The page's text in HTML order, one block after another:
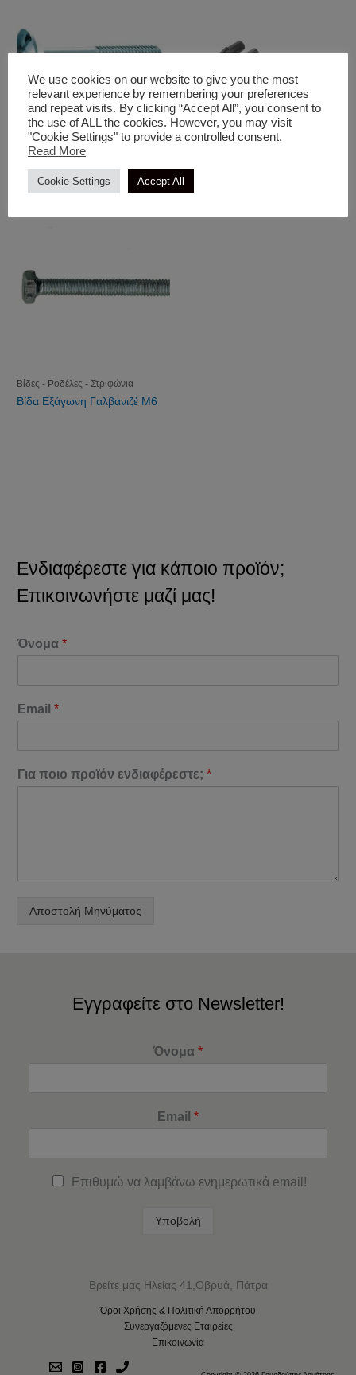
Βίδες - Ροδέλες - Στριφώνια
Κασονόβιδα Γαλβανιζέ M8
Βίδες - Ροδέλες - Στριφώνια
Βίδα Εξάγωνη Γαλβανιζέ Μ6
Ενδιαφέρεστε για κάποιο προϊόν;
Επικοινωνήστε μαζί μας!
Όνομα*
Email*
Για ποιο προϊόν ενδιαφέρεστε;*
Αποστολή Μηνύματος
Εγγραφείτε στο Newsletter!
Όνομα *
Email *
Επιθυμώ να λαμβάνω ενημερωτικά email!
Υποβολή
Βρείτε μας Ηλείας 41,Οβρυά, Πάτρα
Όροι Χρήσης & Πολιτική Απορρήτου
Συνεργαζόμενες Εταιρείες
Επικοινωνία
We use cookies on our website to give you the most
relevant experience by remembering your preferences
and repeat visits. By clicking “Accept All”, you consent to
the use of ALL the cookies. However, you may visit
"Cookie Settings" to provide a controlled consent.
Read More
Cookie Settings Accept All